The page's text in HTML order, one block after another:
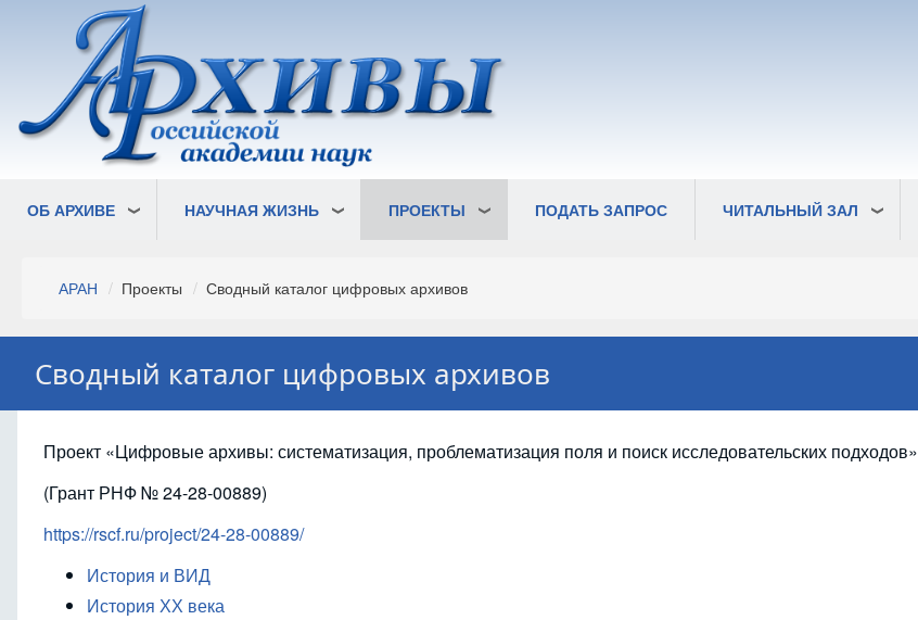
основному
содержанию
ОБ АРХИВЕ НАУЧНАЯ ЖИЗНЬ ПРОЕКТЫ ПОДАТЬ ЗАПРОС ЧИТАЛЬНЫЙ ЗАЛ
Строка
АРАН Проекты Сводный каталог цифровых архивов
Сводный каталог цифровых архивов
Проект «Цифровые архивы: систематизация, проблематизация поля и поиск исследовательских подходов»
(Грант РНФ № 24-28-00889)
https://rscf.ru/project/24-28-00889/
История и ВИД
История ХХ века